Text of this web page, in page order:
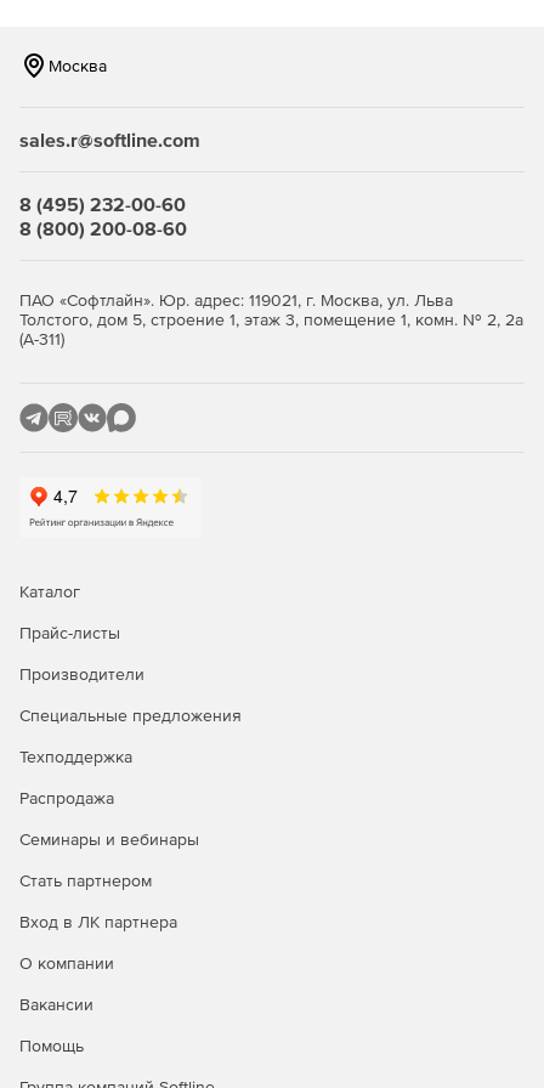
Москва
sales.r@softline.com
8 (495) 232-00-60
8 (800) 200-08-60
ПАО «Софтлайн». Юр. адрес: 119021, г. Москва, ул. Льва
Толстого, дом 5, строение 1, этаж 3, помещение 1, комн. № 2, 2а
(А-311)
Каталог
Прайс-листы
Производители
Специальные предложения
Техподдержка
Распродажа
Семинары и вебинары
Стать партнером
Вход в ЛК партнера
О компании
Вакансии
Помощь